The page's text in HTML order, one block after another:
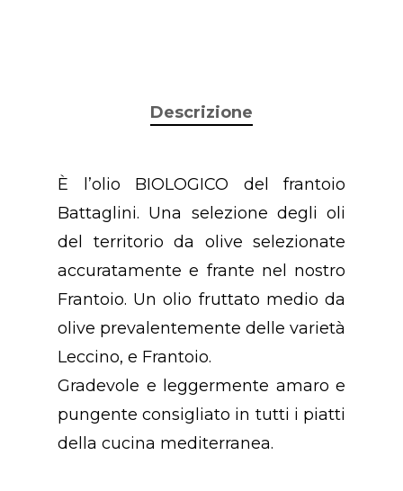
Descrizione
È l’olio BIOLOGICO del frantoio
Battaglini. Una selezione degli oli
del territorio da olive selezionate
accuratamente e frante nel nostro
Frantoio. Un olio fruttato medio da
olive prevalentemente delle varietà
Leccino, e Frantoio.
Gradevole e leggermente amaro e
pungente consigliato in tutti i piatti
della cucina mediterranea.
Concept
Chi Siamo